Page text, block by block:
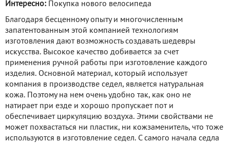
Интересно: Покупка нового велосипеда
Благодаря бесценному опыту и многочисленным
запатентованным этой компанией технологиям
изготовления дают возможность создавать шедевры
искусства. Высокое качество добивается за счет
применения ручной работы при изготовление каждого
изделия. Основной материал, который использует
компания в производстве седел, является натуральная
кожа. Поэтому на нем очень удобно так, как оно не
натирает при езде и хорошо пропускает пот и
обеспечивает циркуляцию воздуха. Этими свойствами не
может похвастаться ни пластик, ни кожзаменитель, что тоже
используются в изготовление седел. С самого начала седла